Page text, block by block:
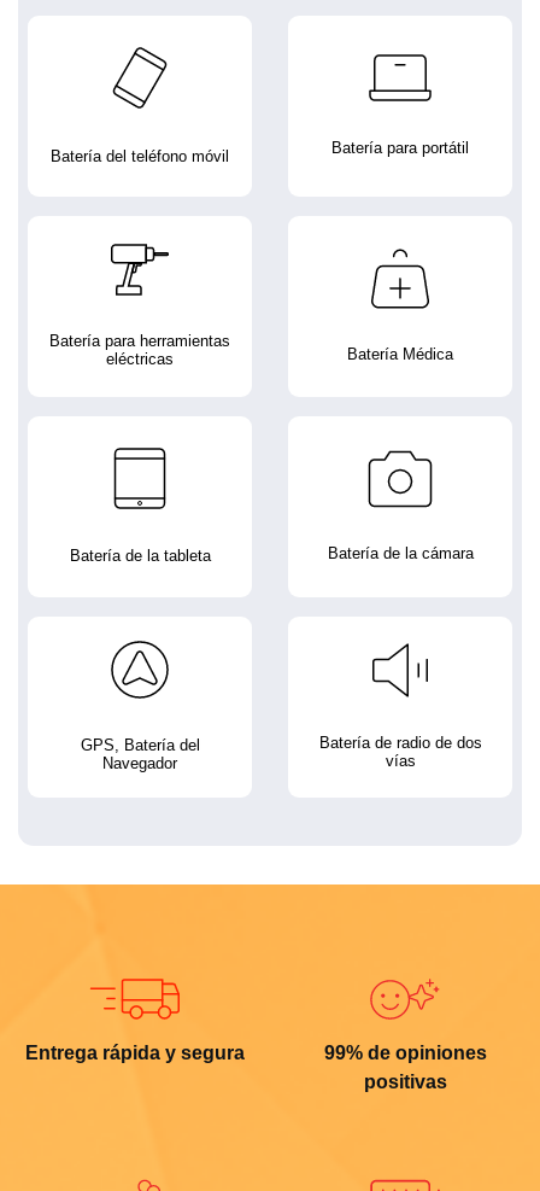
Batería del teléfono móvil Batería para portátil
Batería para herramientas
eléctricas
Batería Médica
Batería de la tableta Batería de la cámara
GPS, Batería del
Navegador
Batería de radio de dos
vías
Entrega rápida y segura
99% de opiniones
positivas